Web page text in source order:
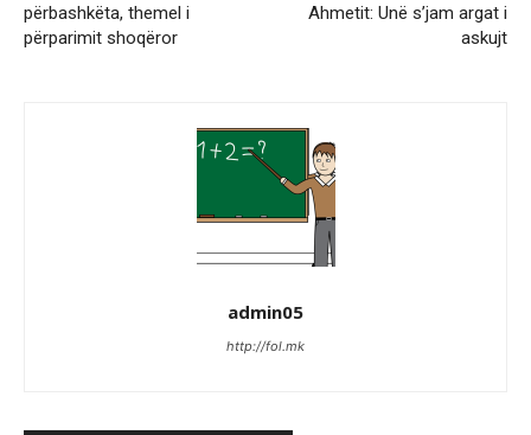
përbashkëta, themel i
përparimit shoqëror
Ahmetit: Unë s’jam argat i
askujt
admin05
http://fol.mk